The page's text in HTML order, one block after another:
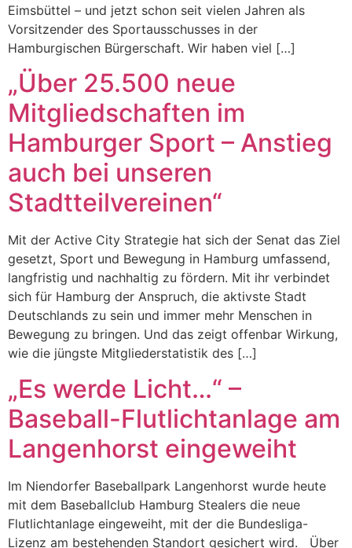
Eimsbüttel – und jetzt schon seit vielen Jahren als
Vorsitzender des Sportausschusses in der
Hamburgischen Bürgerschaft. Wir haben viel […]
„Über 25.500 neue
Mitgliedschaften im
Hamburger Sport – Anstieg
auch bei unseren
Stadtteilvereinen“
Mit der Active City Strategie hat sich der Senat das Ziel
gesetzt, Sport und Bewegung in Hamburg umfassend,
langfristig und nachhaltig zu fördern. Mit ihr verbindet
sich für Hamburg der Anspruch, die aktivste Stadt
Deutschlands zu sein und immer mehr Menschen in
Bewegung zu bringen. Und das zeigt offenbar Wirkung,
wie die jüngste Mitgliederstatistik des […]
„Es werde Licht…“ –
Baseball-Flutlichtanlage am
Langenhorst eingeweiht
Im Niendorfer Baseballpark Langenhorst wurde heute
mit dem Baseballclub Hamburg Stealers die neue
Flutlichtanlage eingeweiht, mit der die Bundesliga-
Lizenz am bestehenden Standort gesichert wird. Über